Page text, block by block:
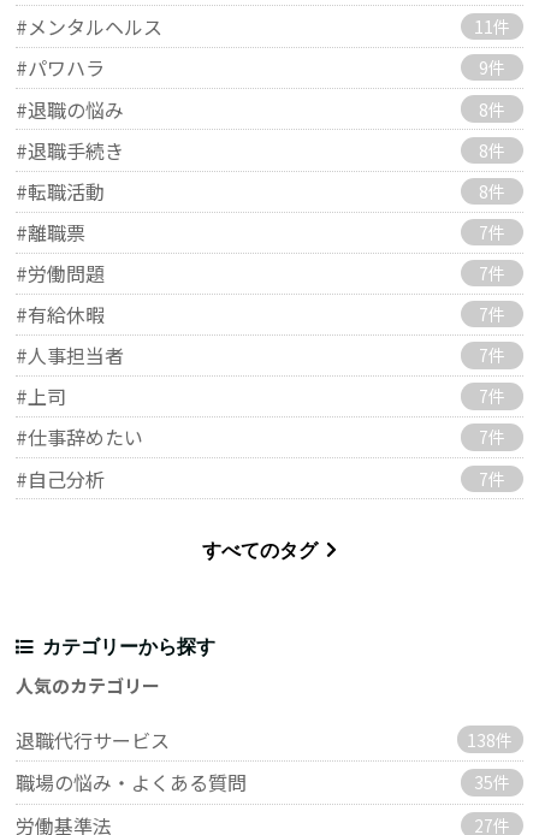
#メンタルヘルス 11件
#パワハラ 9件
#退職の悩み 8件
#退職手続き 8件
#転職活動 8件
#離職票 7件
#労働問題 7件
#有給休暇 7件
#人事担当者 7件
#上司 7件
#仕事辞めたい 7件
#自己分析 7件
すべてのタグ
カテゴリーから探す
人気のカテゴリー
退職代行サービス 138件
職場の悩み・よくある質問 35件
労働基準法 27件